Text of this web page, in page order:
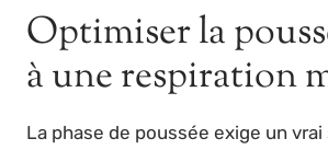
Optimiser la
à une respiration
La phase de poussée exige un